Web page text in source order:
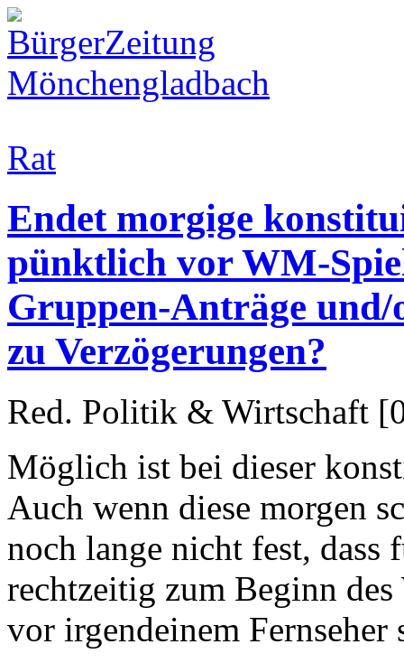
Rat
Endet morgige
pünktlich vor WM-
Gruppen-Anträge und/
zu Verzögerungen?
Red. Politik & Wirtschaft
Möglich ist bei dieser
Auch wenn diese morgen
noch lange nicht fest, dass
rechtzeitig zum Beginn
vor irgendeinem Fernseher